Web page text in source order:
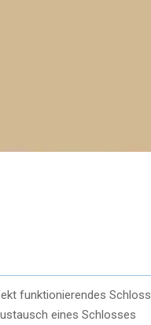
funktionierendes Schloss
eines Schlosses